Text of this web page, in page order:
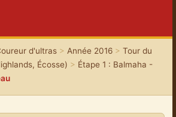
d'ultras> Année 2016> Tour du
Écosse) > Étape 1 : Balmaha -